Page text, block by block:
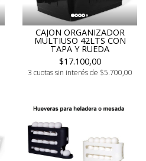
CAJON ORGANIZADOR
MULTIUSO 42LTS CON
TAPA Y RUEDA
$17.100,00
3 cuotas sin interés de $5.700,00